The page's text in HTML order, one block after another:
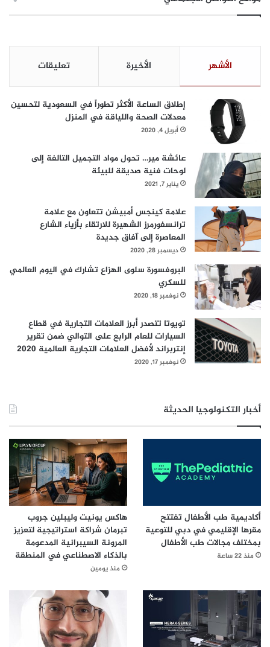
الأشهر الأخيرة تعليقات
إطلاق الساعة الأكثر تطوراً في السعودية لتحسين
معدلات الصحة واللياقة في المنزل
أبريل 4, 2020
عائشة مير… تحول مواد التجميل التالفة إلى
لوحات فنية صديقة للبيئة
يناير 7, 2021
علامة كينجس أمبيشن تتعاون مع علامة
ترانسفورمرز الشهيرة للارتقاء بأزياء الشارع
المعاصرة إلى آفاق جديدة
ديسمبر 28, 2020
البروفسورة سلوى الهزاع تشارك في اليوم العالمي
للسكري
نوفمبر 18, 2020
تويوتا تتصدر أبرز العلامات التجارية في قطاع
السيارات للعام الرابع على التوالي ضمن تقرير
إنتربراند لأفضل العلامات التجارية العالمية 2020
نوفمبر 17, 2020
أخبار التكنولوجيا الحديثة
أكاديمية طب الأطفال تفتتح
مقرها الإقليمي في دبي للتوعية
بمختلف مجالات طب الأطفال
منذ 22 ساعة
هاكس يونيت وليبلين جروب
تبرمان شراكة استراتيجية لتعزيز
المرونة السيبرانية المدعومة
بالذكاء الاصطناعي في المنطقة
منذ يومين